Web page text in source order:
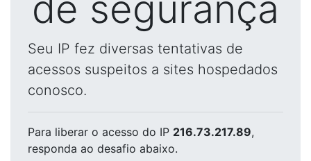
Seu IP fez diversas tentativas de
acessos suspeitos a sites hospedados
conosco.
Para liberar o acesso do IP 216.73.217.89,
responda ao desafio abaixo.